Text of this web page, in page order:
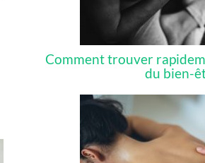
Comment trouver
du bien-